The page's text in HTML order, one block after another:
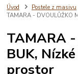
Úvod Postele z masivu
TAMARA - DVOULŮŽKO
TAMARA
BUK,
prostor